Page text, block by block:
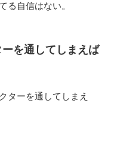
る自信はない。
を通してしまえば
ターを通してしまえ